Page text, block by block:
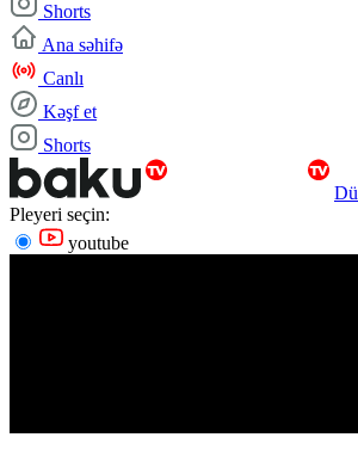
Shorts
Ana səhifə
Canlı
Kəşf et
Shorts
Pleyeri seçin:
youtube